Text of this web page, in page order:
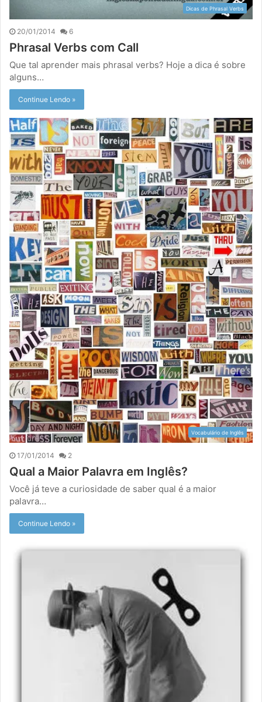
Dicas de Phrasal Verbs
20/01/2014 6
Phrasal Verbs com Call
Que tal aprender mais phrasal verbs? Hoje a dica é sobre
alguns…
Continue Lendo »
Vocabulário de Inglês
17/01/2014 2
Qual a Maior Palavra em Inglês?
Você já teve a curiosidade de saber qual é a maior
palavra…
Continue Lendo »